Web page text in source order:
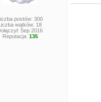
postów: 300
wątków: 18
Sep 2016
Reputacja: 135